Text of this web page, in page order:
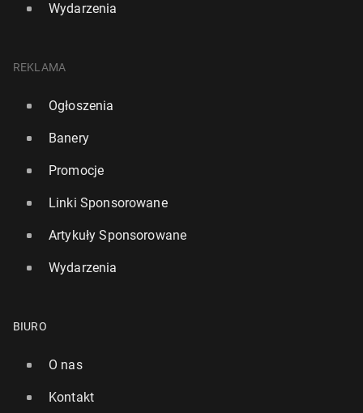
Wydarzenia
REKLAMA
Ogłoszenia
Banery
Promocje
Linki Sponsorowane
Artykuły Sponsorowane
Wydarzenia
BIURO
O nas
Kontakt